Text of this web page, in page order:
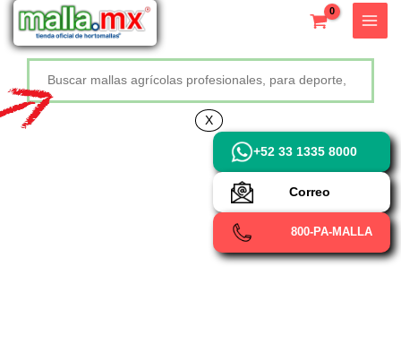
contenido
X
+52 800 726 2552
+52 33 1335 8000
Correo
800-PA-MALLA
X